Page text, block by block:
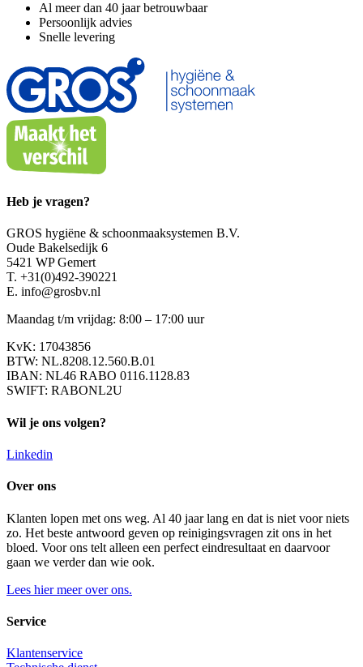
Al meer dan 40 jaar betrouwbaar
Persoonlijk advies
Snelle levering
Heb je vragen?
GROS hygiëne & schoonmaaksystemen B.V.
Oude Bakelsedijk 6
5421 WP Gemert
T. +31(0)492-390221
E. info@grosbv.nl
Maandag t/m vrijdag: 8:00 – 17:00 uur
KvK: 17043856
BTW: NL.8208.12.560.B.01
IBAN: NL46 RABO 0116.1128.83
SWIFT: RABONL2U
Wil je ons volgen?
Linkedin
Over ons
Klanten lopen met ons weg. Al 40 jaar lang en dat is niet voor niets
zo. Het beste antwoord geven op reinigingsvragen zit ons in het
bloed. Voor ons telt alleen een perfect eindresultaat en daarvoor
gaan we verder dan wie ook.
Lees hier meer over ons.
Service
Klantenservice